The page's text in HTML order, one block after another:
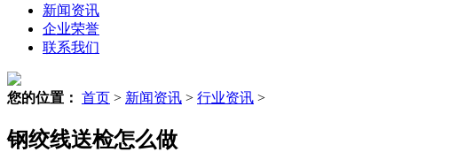
新闻资讯
企业荣誉
联系我们
您的位置： 首页 > 新闻资讯 > 行业资讯 >
钢绞线送检怎么做